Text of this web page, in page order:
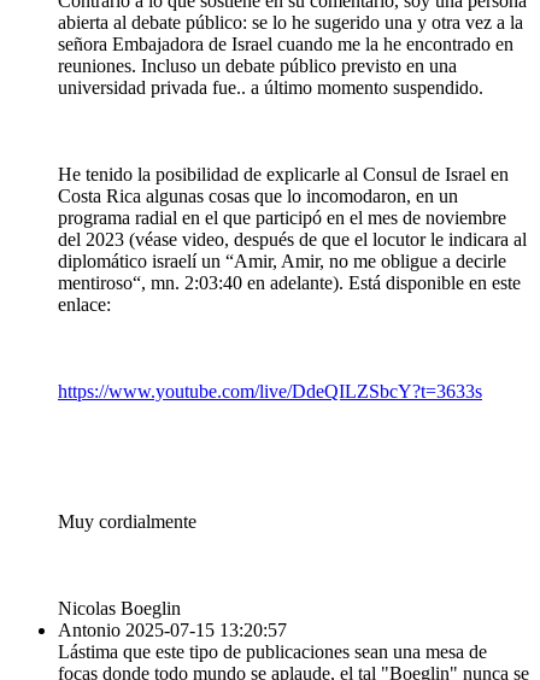
abierta al debate público: se lo he sugerido una y otra vez a la
señora Embajadora de Israel cuando me la he encontrado en
reuniones. Incluso un debate público previsto en una
universidad privada fue.. a último momento suspendido.
He tenido la posibilidad de explicarle al Consul de Israel en
Costa Rica algunas cosas que lo incomodaron, en un
programa radial en el que participó en el mes de noviembre
del 2023 (véase video, después de que el locutor le indicara al
diplomático israelí un “Amir, Amir, no me obligue a decirle
mentiroso“, mn. 2:03:40 en adelante). Está disponible en este
enlace:
https://www.youtube.com/live/DdeQILZSbcY?t=3633s
Muy cordialmente
Nicolas Boeglin
Antonio 2025-07-15 13:20:57
Lástima que este tipo de publicaciones sean una mesa de
focas donde todo mundo se aplaude, el tal "Boeglin" nunca se